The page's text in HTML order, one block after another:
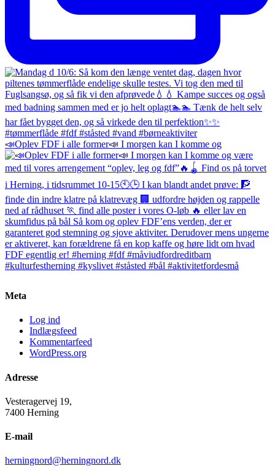
📣Oplev FDF i alle former📣 I morgen kan I komme og
Meta
Log ind
Indlægsfeed
Kommentarfeed
WordPress.org
Adresse
Vesteragervej 19,
7400 Herning
E-mail
herningnord@herningnord.dk